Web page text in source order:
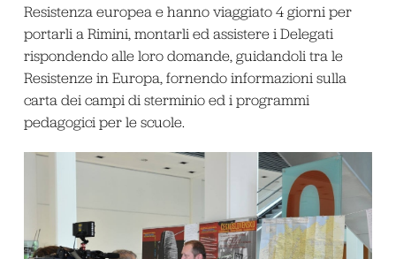
Resistenza europea e hanno viaggiato 4 giorni per
portarli a Rimini, montarli ed assistere i Delegati
rispondendo alle loro domande, guidandoli tra le
Resistenze in Europa, fornendo informazioni sulla
carta dei campi di sterminio ed i programmi
pedagogici per le scuole.